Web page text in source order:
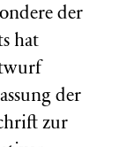
der
hat
der
zur